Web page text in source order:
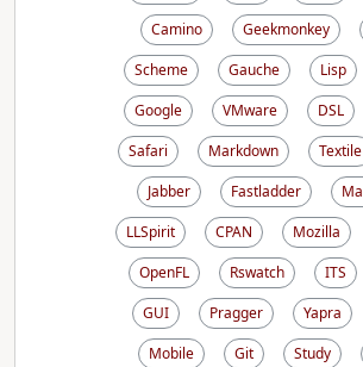
Camino
Geekmonkey
Scheme
Gauche Lisp
Google
VMware DSL
Safari
Markdown Textile
Jabber
Fastladder
LLSpirit
CPAN Mozilla
OpenFL
Rswatch ITS
GUI
Pragger Yapra
Mobile
Git Study